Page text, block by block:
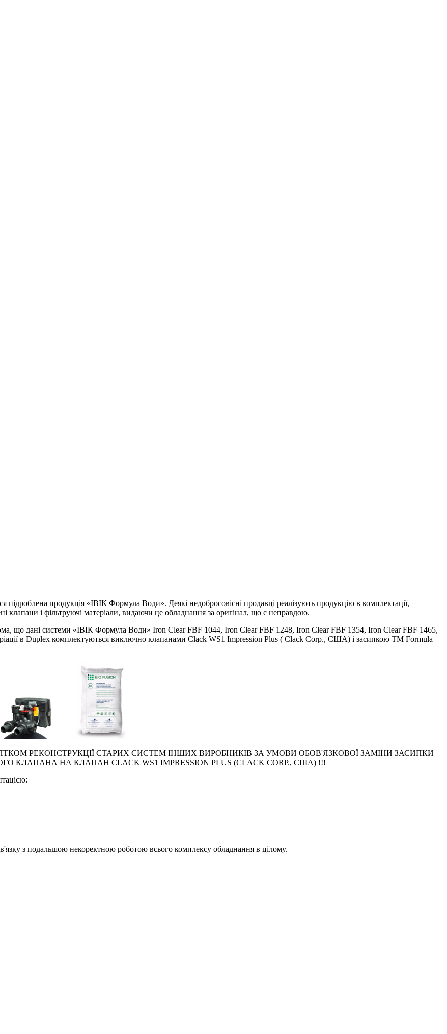
підроблена продукція «ІВІК Формула Води». Деякі недобросовісні продавці реалізують продукцію в комплектації,
клапани і фільтруючі матеріали, видаючи це обладнання за оригінал, що є неправдою.
що дані системи «ІВІК Формула Води» Iron Clear FBF 1044, Iron Clear FBF 1248, Iron Clear FBF 1354, Iron Clear FBF 1465,
в Duplex комплектуються виключно клапанами Clack WS1 Impression Plus ( Clack Corp., США) і засипкою ТМ Formula
РЕКОНСТРУКЦІЇ СТАРИХ СИСТЕМ ІНШИХ ВИРОБНИКІВ ЗА УМОВИ ОБОВ'ЯЗКОВОЇ ЗАМІНИ ЗАСИПКИ
КЛАПАНА НА КЛАПАН CLACK WS1 IMPRESSION PLUS (CLACK CORP., США) !!!
з подальшою некоректною роботою всього комплексу обладнання в цілому.